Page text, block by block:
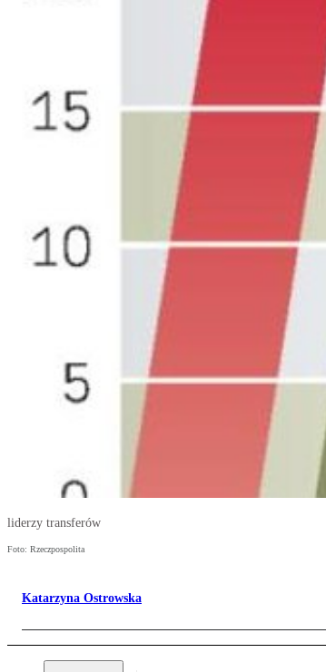
liderzy transferów
Foto: Rzeczpospolita
Katarzyna Ostrowska